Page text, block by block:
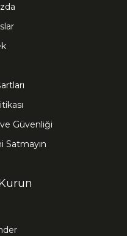
Güvenliği
Satmayın